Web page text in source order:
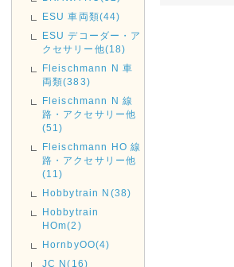
ESU 車両類(44)
ESU デコーダー・ア
クセサリー他(18)
Fleischmann N 車
両類(383)
Fleischmann N 線
路・アクセサリー他
(51)
Fleischmann HO 線
路・アクセサリー他
(11)
Hobbytrain N(38)
Hobbytrain
HOm(2)
HornbyOO(4)
JC N(16)